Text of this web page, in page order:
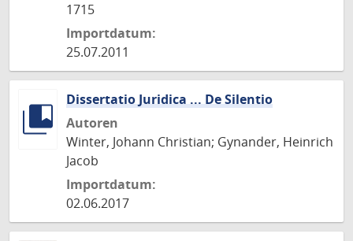
1715
Importdatum:
25.07.2011
Dissertatio Juridica ... De Silentio
Autoren
Winter, Johann Christian; Gynander, Heinrich
Jacob
Importdatum:
02.06.2017